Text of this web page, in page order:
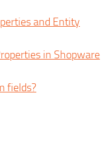
and Entity
in Shopware
fields?